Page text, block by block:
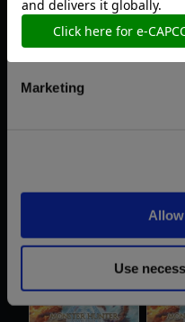
Statistics
Marketing
Use
【単